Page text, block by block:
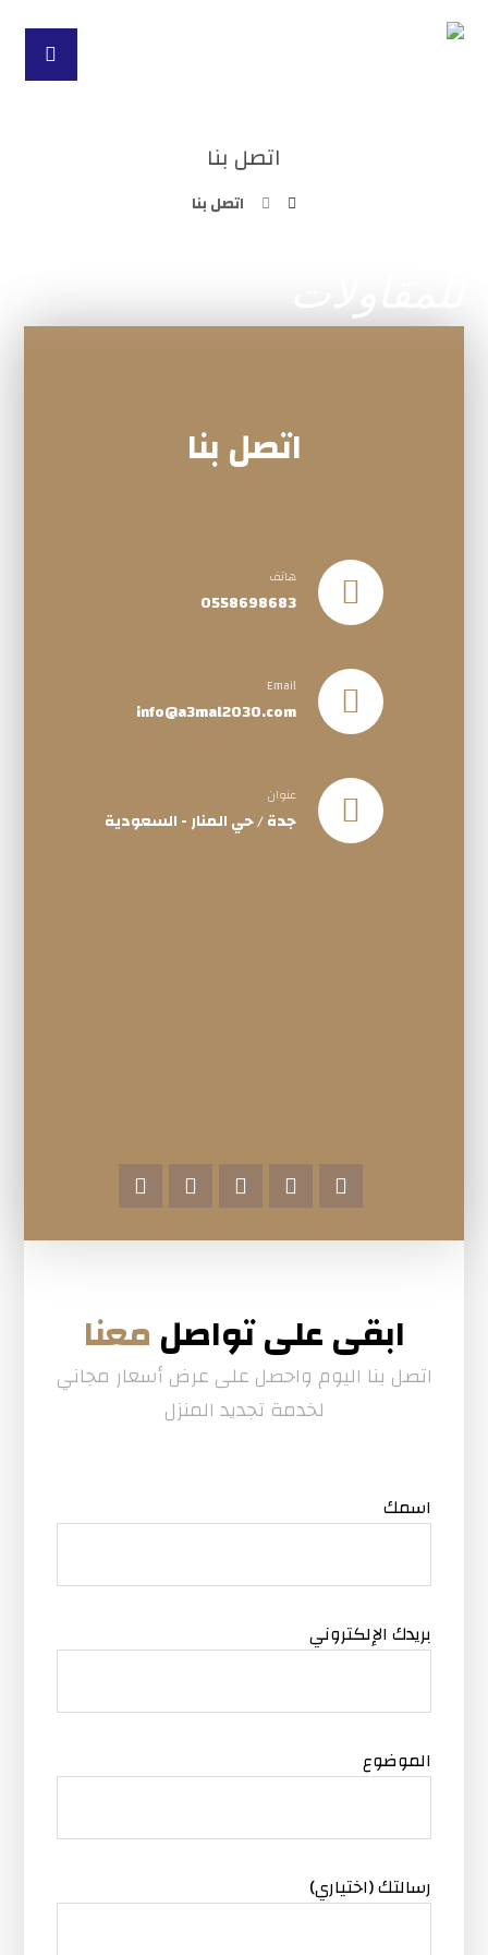
اتصل بنا
اتصل بنا
اتصل بنا
هاتف
0558698683
Email
info@a3mal2030.com
عنوان
جدة / حي المنار - السعودية
ابقى على تواصلمعنا
اتصل بنا اليوم واحصل على عرض أسعار مجاني
لخدمة تجديد المنزل
اسمك
بريدك الإلكتروني
الموضوع
رسالتك (اختياري)